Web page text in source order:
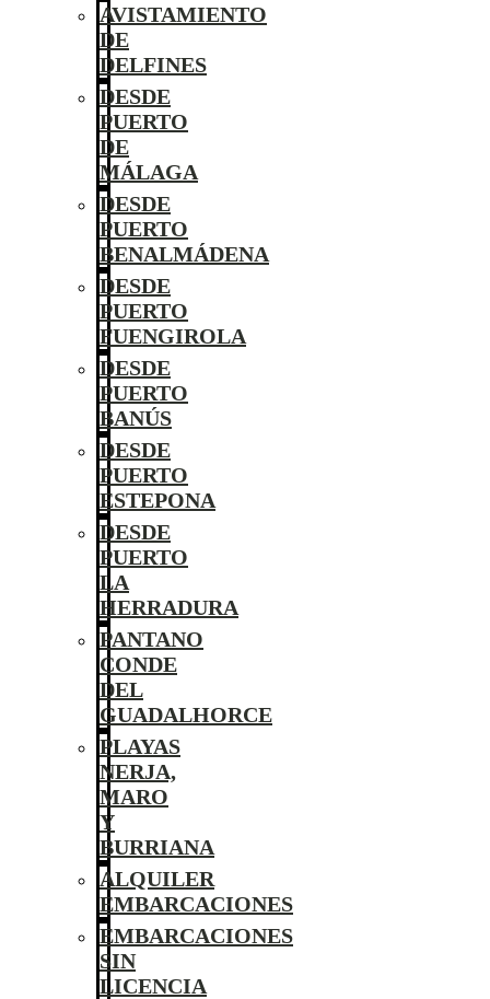
AVISTAMIENTO
DE
DELFINES
DESDE
PUERTO
DE
MÁLAGA
DESDE
PUERTO
BENALMÁDENA
DESDE
PUERTO
FUENGIROLA
DESDE
PUERTO
BANÚS
DESDE
PUERTO
ESTEPONA
DESDE
PUERTO
LA
HERRADURA
PANTANO
CONDE
DEL
GUADALHORCE
PLAYAS
NERJA,
MARO
Y
BURRIANA
ALQUILER
EMBARCACIONES
EMBARCACIONES
SIN
LICENCIA